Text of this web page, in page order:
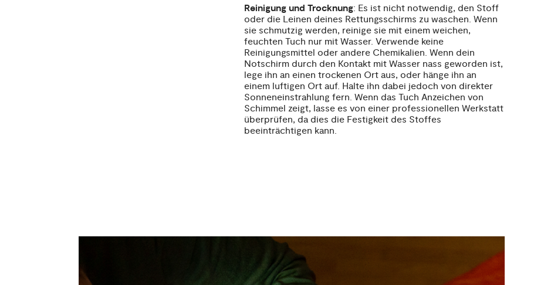
Reinigung und Trocknung: Es ist nicht notwendig, den Stoff
oder die Leinen deines Rettungsschirms zu waschen. Wenn
sie schmutzig werden, reinige sie mit einem weichen,
feuchten Tuch nur mit Wasser. Verwende keine
Reinigungsmittel oder andere Chemikalien. Wenn dein
Notschirm durch den Kontakt mit Wasser nass geworden ist,
lege ihn an einen trockenen Ort aus, oder hänge ihn an
einem luftigen Ort auf. Halte ihn dabei jedoch von direkter
Sonneneinstrahlung fern. Wenn das Tuch Anzeichen von
Schimmel zeigt, lasse es von einer professionellen Werkstatt
überprüfen, da dies die Festigkeit des Stoffes
beeinträchtigen kann.